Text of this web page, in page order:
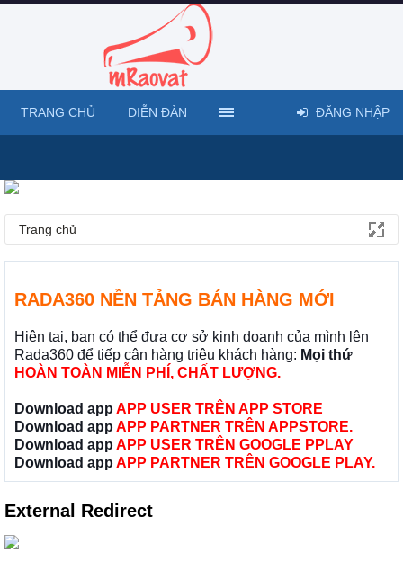
Trang chủ
RADA360 NỀN TẢNG BÁN HÀNG MỚI
Hiện tại, bạn có thể đưa cơ sở kinh doanh của mình lên
Rada360 để tiếp cận hàng triệu khách hàng: Mọi thứ
HOÀN TOÀN MIỄN PHÍ, CHẤT LƯỢNG.
Download app APP USER TRÊN APP STORE
Download app APP PARTNER TRÊN APPSTORE.
Download app APP USER TRÊN GOOGLE PPLAY
Download app APP PARTNER TRÊN GOOGLE PLAY.
External Redirect
TRANG CHỦ DIỄN ĐÀN ĐĂNG NHẬP